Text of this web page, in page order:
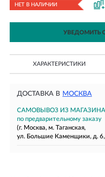
НЕТ В НАЛИЧИИ
УВЕДОМИТЬ
ХАРАКТЕРИСТИКИ
ДОСТАВКА В МОСКВА
САМОВЫВОЗ ИЗ МАГАЗИНА
по предварительному заказу
(г. Москва, м. Таганская,
ул. Большие Каменщики, д. 6,